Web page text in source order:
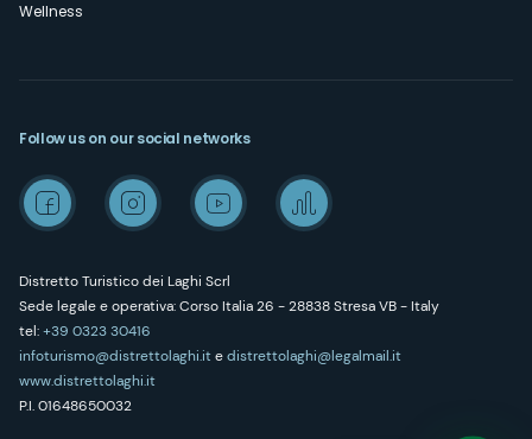
Wellness
Distretto Turistico dei Laghi Scrl
Sede legale e operativa: Corso Italia 26 - 28838 Stresa VB - Italy
tel:+39 0323 30416
infoturismo@distrettolaghi.itedistrettolaghi@legalmail.it
www.distrettolaghi.it
P.I. 01648650032
Follow us on our social networks